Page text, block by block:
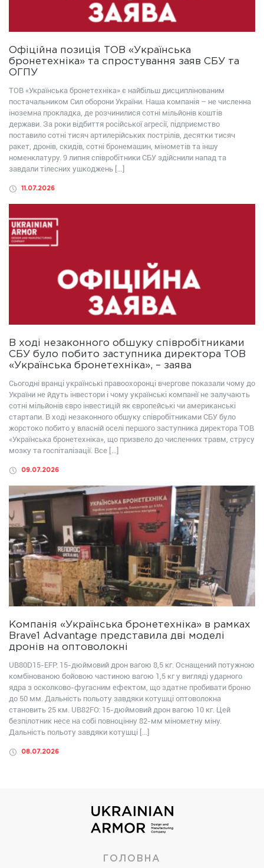
Офіційна позиція ТОВ «Українська
бронетехніка» та спростування заяв СБУ та
ОГПУ
ТОВ «Українська бронетехніка» є найбільш дисциплінованим
постачальником Сил оборони України. Наша компанія – не численна
іноземна прокладка, де розчинилися сотні мільйонів коштів
держави. За роки відбиття російської агресії, підприємство
поставило сотні тисяч артилерійських пострілів, десятки тисяч
ракет, дронів, скидів, сотні бронемашин, мінометів та іншу
номенклатуру. 9 липня співробітники СБУ здійснили напад та
завдали тілесних ушкоджень […]
11.07.2026
В ході незаконного обшуку співробітниками
СБУ було побито заступника директора ТОВ
«Українська бронетехніка», – заява
Сьогодні вранці українські правоохоронці вчергове показали чому до
України не йдуть інвестори і чому українські компанії не залучають
сотні мільйонів євро інвестицій як європейські чи американські
стартапи. В ході незаконного обшуку співробітниками СБУ було
жорстоко побито у власній оселі першого заступника директора ТОВ
«Українська бронетехніка», що призвело до численних травм, струсу
мозку та госпіталізації. Все […]
09.07.2026
Компанія «Українська бронетехніка» в рамках
Brave1 Advantage представила дві моделі
дронів на оптоволокні
UB80D15-EFP: 15-дюймовий дрон вагою 8,5 кг. Оснащений потужною
комбінованою бойовою частиною вагою 1,5 кг у вигляді ударного
ядра з осколково-фугасним ефектом, що здатне пробивати броню
до 50 мм. Дальність польоту завдяки котушці оптоволокна
становить 25 км. UB82FО: 15-дюймовий дрон вагою 10 кг. Цей
безпілотник несе на собі повноцінну 82-мм мінометну міну.
Дальність польоту завдяки котушці […]
08.07.2026
ГОЛОВНА